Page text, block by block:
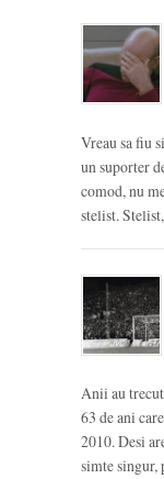
Vreau sa fiu
un suporter
comod, nu
stelist.
Anii au trecut
63 de ani
2010. Desi
simte singur,